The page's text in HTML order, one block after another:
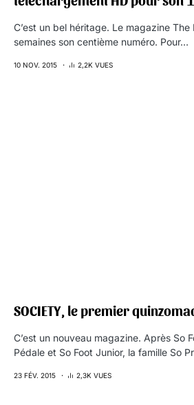
C’est un bel héritage. Le magazine The
semaines son centième numéro. Pour…
10 NOV. 2015 2,2K VUES
SOCIETY, le premier
C’est un nouveau magazine. Après So
Pédale et So Foot Junior, la famille So
23 FÉV. 2015 2,3K VUES